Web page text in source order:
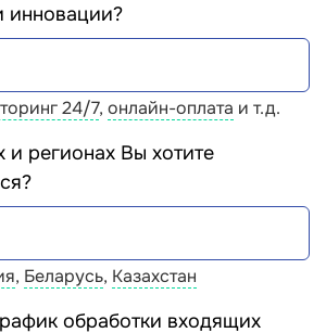
инновации?
24/7, онлайн-оплата и т.д.
и регионах Вы хотите
, Беларусь, Казахстан
обработки входящих